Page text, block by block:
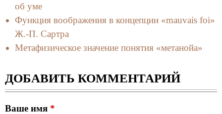
об уме
Функция воображения в концепции «mauvais foi»
Ж.-П. Сартра
Метафизическое значение понятия «метанойа»
ДОБАВИТЬ КОММЕНТАРИЙ
Ваше имя *